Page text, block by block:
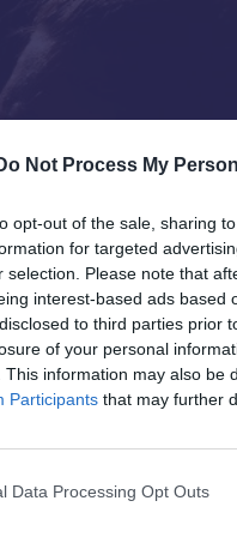
Not Process My
opt-out of the sale, sharing
for targeted
selection. Please note that
interest-based ads based
to third parties prior
of your personal
This information may also be
Participants that may further
Data Processing Opt Outs
vorbește
“Trebuie
la tine”